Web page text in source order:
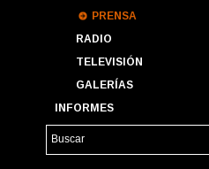
PRENSA
RADIO
TELEVISIÓN
GALERÍAS
INFORMES